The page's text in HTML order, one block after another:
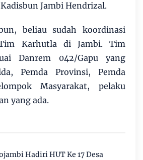
Jambi Hendrizal.
beliau sudah koordinasi
Karhutla di Jambi. Tim
Danrem 042/Gapu yang
Pemda Provinsi, Pemda
Masyarakat, pelaku
yang ada.
Hadiri HUT Ke 17 Desa